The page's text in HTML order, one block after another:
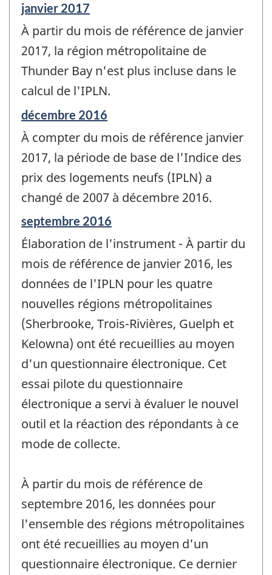
Période
de
référence
de
changement
-
janvier 2017
À partir du mois de référence de janvier
2017, la région métropolitaine de
Thunder Bay n'est plus incluse dans le
calcul de l'IPLN.
Période
de
référence
de
changement
-
décembre 2016
À compter du mois de référence janvier
2017, la période de base de l'Indice des
prix des logements neufs (IPLN) a
changé de 2007 à décembre 2016.
Période
de
référence
de
-
septembre 2016
Élaboration de l'instrument - À partir du
mois de référence de janvier 2016, les
données de l'IPLN pour les quatre
nouvelles régions métropolitaines
(Sherbrooke, Trois-Rivières, Guelph et
Kelowna) ont été recueillies au moyen
d'un questionnaire électronique. Cet
essai pilote du questionnaire
électronique a servi à évaluer le nouvel
outil et la réaction des répondants à ce
mode de collecte.
À partir du mois de référence de
septembre 2016, les données pour
l'ensemble des régions métropolitaines
ont été recueillies au moyen d'un
questionnaire électronique. Ce dernier